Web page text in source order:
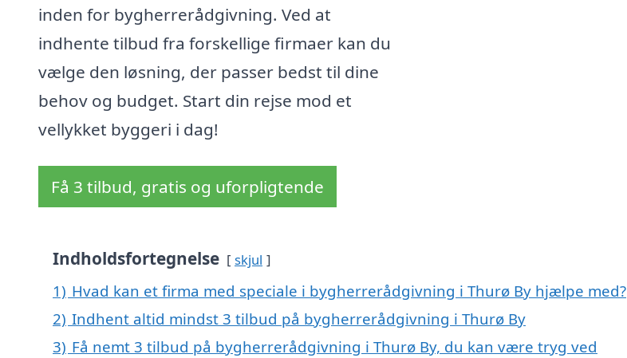
inden for bygherrerådgivning. Ved at
indhente tilbud fra forskellige firmaer kan du
vælge den løsning, der passer bedst til dine
behov og budget. Start din rejse mod et
vellykket byggeri i dag!
Få 3 tilbud, gratis og uforpligtende
Indholdsfortegnelse skjul
1) Hvad kan et firma med speciale i bygherrerådgivning i Thurø By hjælpe med?
2) Indhent altid mindst 3 tilbud på bygherrerådgivning i Thurø By
3) Få nemt 3 tilbud på bygherrerådgivning i Thurø By, du kan være tryg ved